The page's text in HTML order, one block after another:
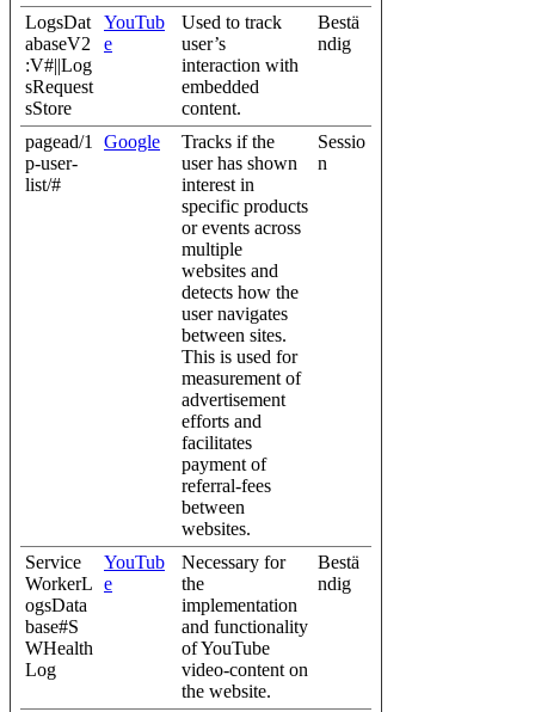
LogsDat
abaseV2
:V#||Log
sRequest
sStore
YouTub
e
Used to track
user’s
interaction with
embedded
content.
Bestä
ndig
pagead/1
p-user-
list/#
Google
Tracks if the
user has shown
interest in
specific products
or events across
multiple
websites and
detects how the
user navigates
between sites.
This is used for
measurement of
advertisement
efforts and
facilitates
payment of
referral-fees
between
websites.
Sessio
n
Service
WorkerL
ogsData
base#S
WHealth
Log
YouTub
e
Necessary for
the
implementation
and functionality
of YouTube
video-content on
the website.
Bestä
ndig